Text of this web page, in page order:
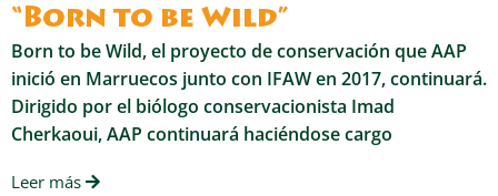
“Born to be Wild”
Born to be Wild, el proyecto de conservación que AAP
inició en Marruecos junto con IFAW en 2017, continuará.
Dirigido por el biólogo conservacionista Imad
Cherkaoui, AAP continuará haciéndose cargo
Leer más